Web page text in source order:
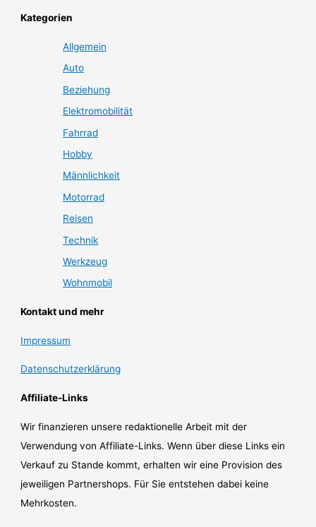
Kategorien
Allgemein
Auto
Beziehung
Elektromobilität
Fahrrad
Hobby
Männlichkeit
Motorrad
Reisen
Technik
Werkzeug
Wohnmobil
Kontakt und mehr
Impressum
Datenschutzerklärung
Affiliate-Links
Wir finanzieren unsere redaktionelle Arbeit mit der
Verwendung von Affiliate-Links. Wenn über diese Links ein
Verkauf zu Stande kommt, erhalten wir eine Provision des
jeweiligen Partnershops. Für Sie entstehen dabei keine
Mehrkosten.